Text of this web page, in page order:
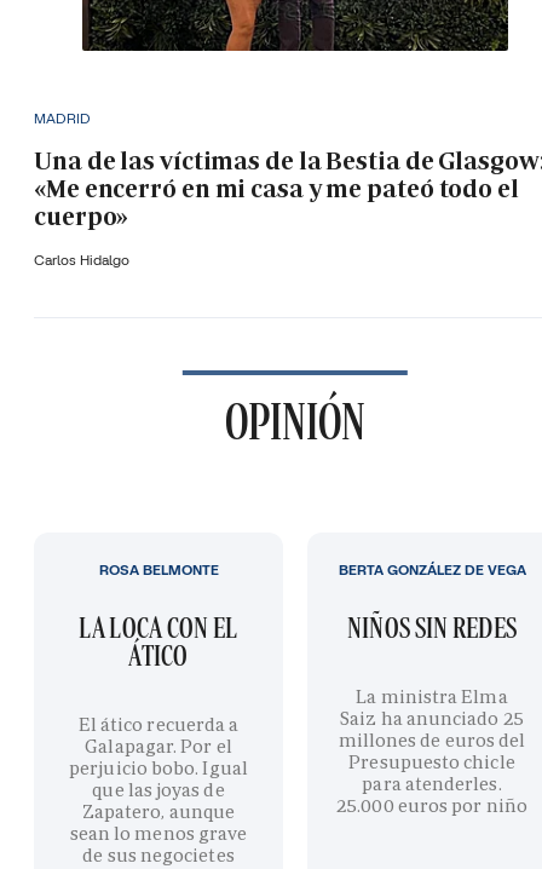
MADRID
Una de las víctimas de la Bestia de
«Me encerró en mi casa y me pateó todo el
cuerpo»
Carlos Hidalgo
OPINIÓN
LA LOCA CON EL
ÁTICO
El ático recuerda a
Galapagar. Por el
perjuicio bobo. Igual
que las joyas de
Zapatero, aunque
sean lo menos grave
de sus negocietes
ROSA BELMONTE
NIÑOS SIN REDES
La ministra Elma
Saiz ha anunciado 25
millones de euros del
Presupuesto chicle
para atenderles.
25.000 euros por niño
BERTA GONZÁLEZ DE VEGA